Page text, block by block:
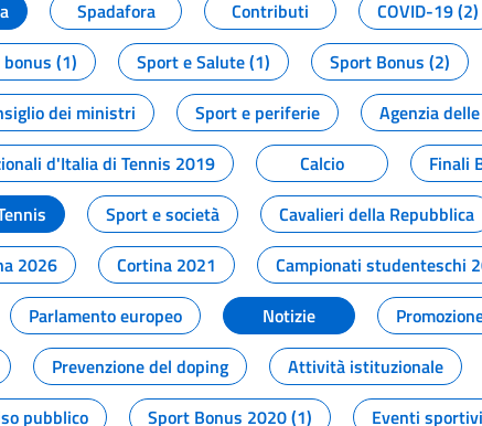
Spadafora Contributi COVID-19 (2)
(1) Sport e Salute (1) Sport Bonus (2)
dei ministri Sport e periferie Agenzia
d'Italia di Tennis 2019 Calcio Finali
Sport e società Cavalieri della Repubblica
2026 Cortina 2021 Campionati studenteschi
Parlamento europeo Notizie
Prevenzione del doping Attività istituzionale
pubblico Sport Bonus 2020 (1) Eventi